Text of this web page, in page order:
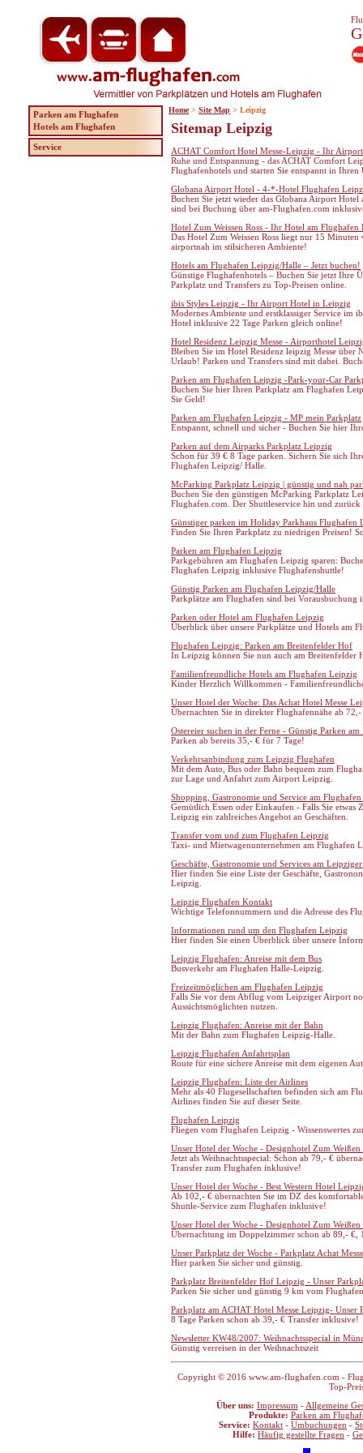
Sitemap Leipzig
ACHAT Comfort Hotel Messe-Leipzig - Ihr
Ruhe und Entspannung - das ACHAT Comfort
Flughafenhotels und starten Sie entspannt in Ihren
Globana Airport Hotel - 4-*-Hotel Flughafen
Buchen Sie jetzt wieder das Globana Airport
sind bei Buchung über am-Flughafen.com
Hotel Zum Weissen Ross - Ihr Hotel am Flughafen
Das Hotel Zum Weissen Ross liegt nur 15
airportnah im stilsicheren Ambiente!
Hotels am Flughafen Leipzig/Halle – Jetzt buchen!
Günstige Flughafenhotels – Buchen Sie jetzt Ihre
Parkplatz und Transfers zu Top-Preisen online.
ibis Styles Leipzig - Ihr Airport Hotel in Leipzig
Modernes Ambiente und erstklassiger Service im
Hotel inklusive 22 Tage Parken gleich online!
Hotel Residenz Leipzig Messe - Airporthotel
Bleiben Sie im Hotel Residenz leipzig Messe über
Urlaub! Parken und Transfers sind mit dabei.
Parken am Flughafen Leipzig -Park-your-Car
Buchen Sie hier Ihren Parkplatz am Flughafen
Sie Geld!
Parken am Flughafen Leipzig - MP mein Parkplatz
Entspannt, schnell und sicher - Buchen Sie hier
Parken auf dem Airparks Parkplatz Leipzig
Schon für 39 € 8 Tage parken. Sichern Sie sich
Flughafen Leipzig/ Halle.
McParking Parkplatz Leipzig | günstig und nah
Buchen Sie den günstigen McParking Parkplatz
Flughafen.com. Der Shuttleservice hin und
Günstiger parken im Holiday Parkhaus Flughafen
Finden Sie Ihren Parkplatz zu niedrigen Preisen!
Parken am Flughafen Leipzig
Parkgebühren am Flughafen Leipzig sparen:
Flughafen Leipzig inklusive Flughafenshuttle!
Günstig Parken am Flughafen Leipzig/Halle
Parkplätze am Flughafen sind bei Vorausbuchung
Parken oder Hotel am Flughafen Leipzig
Überblick über unsere Parkplätze und Hotels am
Flughafen Leipzig: Parken am Breitenfelder Hof
In Leipzig können Sie nun auch am Breitenfelder
Familienfreundliche Hotels am Flughafen Leipzig
Kinder Herzlich Willkommen -
Unser Hotel der Woche: Das Achat Hotel Messe
Übernachten Sie in direkter Flughafennähe ab
Ostereier suchen in der Ferne - Günstig Parken
Parken ab bereits 35,- € für 7 Tage!
Verkehrsanbindung zum Leipzig Flughafen
Mit dem Auto, Bus oder Bahn bequem zum
zur Lage und Anfahrt zum Airport Leipzig.
Shopping, Gastronomie und Service am
Gemütlich Essen oder Einkaufen - Falls Sie
Leipzig ein zahlreiches Angebot an Geschäften.
Transfer vom und zum Flughafen Leipzig
Taxi- und Mietwagenunternehmen am Flughafen
Geschäfte, Gastronomie und Services am
Hier finden Sie eine Liste der Geschäfte,
Leipzig.
Leipzig Flughafen Kontakt
Wichtige Telefonnummern und die Adresse des
Informationen rund um den Flughafen Leipzig
Hier finden Sie einen Überblick über unsere
Leipzig Flughafen: Anreise mit dem Bus
Busverkehr am Flughafen Halle-Leipzig.
Freizeitmöglichen am Flughafen Leipzig
Falls Sie vor dem Abflug vom Leipziger Airport
Aussichtsmöglichten nutzen.
Leipzig Flughafen: Anreise mit der Bahn
Mit der Bahn zum Flughafen Leipzig-Halle.
Leipzig Flughafen Anfahrtsplan
Route für eine sichere Anreise mit dem eigenen
Leipzig Flughafen: Liste der Airlines
Mehr als 40 Flugesellschaften befinden sich am
Airlines finden Sie auf dieser Seite.
Flughafen Leipzig
Fliegen vom Flughafen Leipzig - Wissenswertes
Unser Hotel der Woche - Designhotel Zum
Jetzt als Weihnachtsspecial: Schon ab 79,- €
Transfer zum Flughafen inklusive!
Unser Hotel der Woche - Best Western Hotel
Ab 102,- € übernachten Sie im DZ des
Shuttle-Service zum Flughafen inklusive!
Unser Hotel der Woche - Designhotel Zum Weißen
Übernachtung im Doppelzimmer schon ab 89,- €,
Unser Parkplatz der Woche - Parkplatz Achat
Hier parken Sie sicher und günstig.
Parkplatz Breitenfelder Hof Leipzig - Unser
Parken Sie sicher und günstig 9 km vom
Parkplatz am ACHAT Hotel Messe Leipzig- Unser
8 Tage Parken schon ab 39,- € Transfer inklusive!
Newsletter KW48/2007: Weihnachtsspecial in
Günstig verreisen in der Weihnachtszeit
Copyright © 2016 www.am-flughafen.com -
Top-
Über uns: Impressum - Allgemeine
Produkte: Parken am
Service: Kontakt - Umbuchungen -
Hilfe: Häufig gestellte Fragen -
Parken am Flughafen
Hotels am Flughafen
Service
Home > Site Map > Leipzig